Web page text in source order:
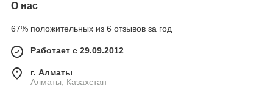
О нас
67% положительных из 6 отзывов за год
Работает с 29.09.2012
г. Алматы
Алматы, Казахстан